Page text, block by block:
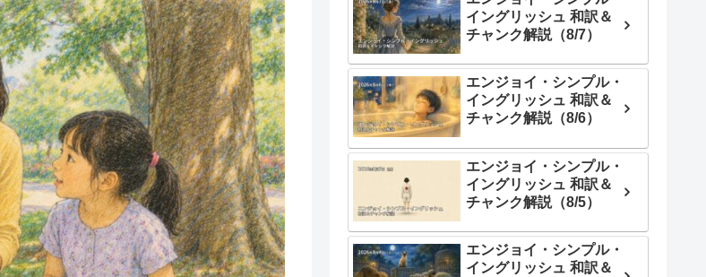
イングリッシュ 和訳＆
チャンク解説（8/7）
エンジョイ・シンプル・
イングリッシュ 和訳＆
チャンク解説（8/6）
エンジョイ・シンプル・
イングリッシュ 和訳＆
チャンク解説（8/5）
エンジョイ・シンプル・
イングリッシュ 和訳＆